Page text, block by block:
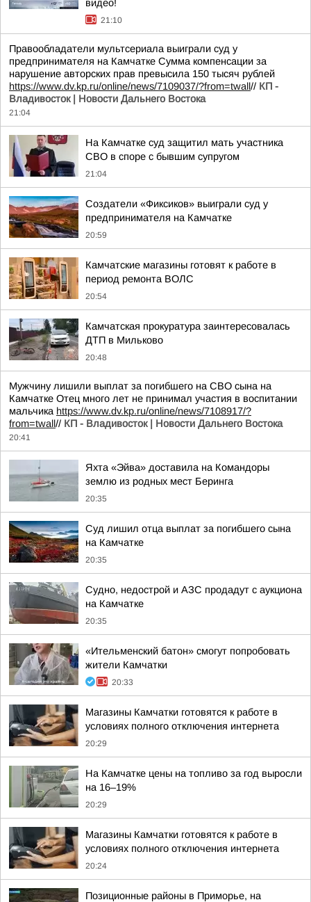
видео!
21:10
Правообладатели мультсериала выиграли суд у
предпринимателя на Камчатке Сумма компенсации за
нарушение авторских прав превысила 150 тысяч рублей
https://www.dv.kp.ru/online/news/7109037/?from=twall// КП -
Владивосток | Новости Дальнего Востока
21:04
На Камчатке суд защитил мать участника
СВО в споре с бывшим супругом
21:04
Создатели «Фиксиков» выиграли суд у
предпринимателя на Камчатке
20:59
Камчатские магазины готовят к работе в
период ремонта ВОЛС
20:54
Камчатская прокуратура заинтересовалась
ДТП в Мильково
20:48
Мужчину лишили выплат за погибшего на СВО сына на
Камчатке Отец много лет не принимал участия в воспитании
мальчика https://www.dv.kp.ru/online/news/7108917/?
from=twall// КП - Владивосток | Новости Дальнего Востока
20:41
Яхта «Эйва» доставила на Командоры
землю из родных мест Беринга
20:35
Суд лишил отца выплат за погибшего сына
на Камчатке
20:35
Судно, недострой и АЗС продадут с аукциона
на Камчатке
20:35
«Ительменский батон» смогут попробовать
жители Камчатки
20:33
Магазины Камчатки готовятся к работе в
условиях полного отключения интернета
20:29
На Камчатке цены на топливо за год выросли
на 16–19%
20:29
Магазины Камчатки готовятся к работе в
условиях полного отключения интернета
20:24
Позиционные районы в Приморье, на